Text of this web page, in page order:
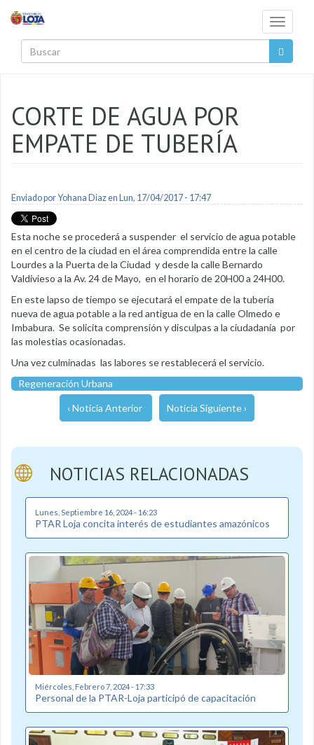
Toggle
CORTE DE AGUA POR
EMPATE DE TUBERÍA
Enviado porYohana Diazen Lun, 17/04/2017 - 17:47
Esta noche se procederá a suspender el servicio de agua potable
en el centro de la ciudad en el área comprendida entre la calle
Lourdes a la Puerta de la Ciudad y desde la calle Bernardo
Valdivieso a la Av. 24 de Mayo, en el horario de 20H00 a 24H00.
En este lapso de tiempo se ejecutará el empate de la tubería
nueva de agua potable a la red antigua de en la calle Olmedo e
Imbabura. Se solicita comprensión y disculpas a la ciudadanía por
las molestias ocasionadas.
Una vez culminadas las labores se restablecerá el servicio.
Regeneración Urbana
‹ Noticia Anterior Noticia Siguiente ›
NOTICIAS RELACIONADAS
Lunes, Septiembre 16, 2024 - 16:23
PTAR Loja concita interés de estudiantes amazónicos
Miércoles, Febrero 7, 2024 - 17:33
Personal de la PTAR-Loja participó de capacitación